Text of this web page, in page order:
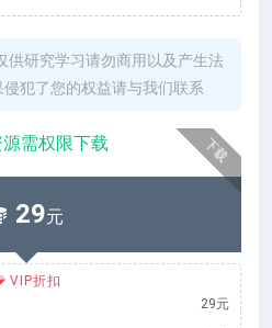
供研究学习请勿商用以及产生法
犯了您的权益请与我们联系
下载
需权限下载
29元
VIP折扣
29元